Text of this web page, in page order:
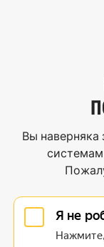
Вы наверняка
системам